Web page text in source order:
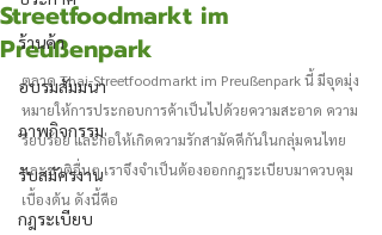
ร้านค้า
อบรมสัมมนา
ภาพกิจกรรม
รับสมัครงาน
กฎระเบียบ
Streetfoodmarkt im
Preußenpark
ตลาด Thai-Streetfoodmarkt im Preußenpark นี้ มีจุดมุ่ง
หมายให้การประกอบการค้าเป็นไปด้วยความสะอาด ความ
รียบร้อย และก่อให้เกิดความรักสามัคคีกันในกลุ่มคนไทย
และชาติอื่นๆ เราจึงจำเป็นต้องออกกฎระเบียบมาควบคุม
เบื้องต้น ดังนี้คือ